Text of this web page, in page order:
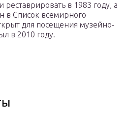
в 1983 году, а
в Список всемирного
для посещения музейно-
в 2010 году.